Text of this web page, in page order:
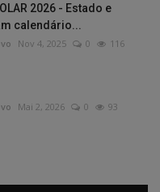
2026 - Estado e
calendário...
Nov 4, 2025 0 116
Mai 2, 2026 0 93